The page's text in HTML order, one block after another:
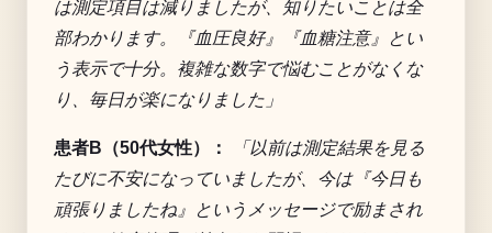
は測定項目は減りましたが、知りたいことは全
部わかります。『血圧良好』『血糖注意』とい
う表示で十分。複雑な数字で悩むことがなくな
り、毎日が楽になりました」
患者B（50代女性）：
「以前は測定結果を見る
たびに不安になっていましたが、今は『今日も
頑張りましたね』というメッセージで励まされ